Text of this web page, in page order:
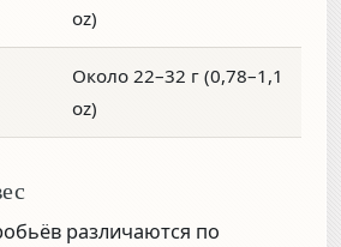
oz)
Около 22–32 г (0,78–1,1
oz)
различаются по